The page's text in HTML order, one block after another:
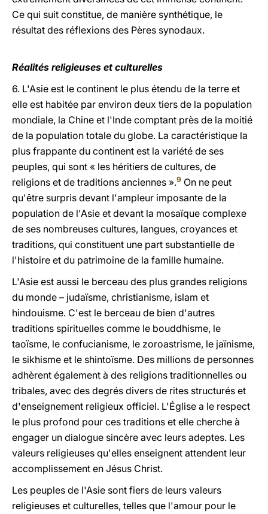
Ce qui suit constitue, de manière synthétique, le
résultat des réflexions des Pères synodaux.
Réalités religieuses et culturelles
6. L'Asie est le continent le plus étendu de la terre et
elle est habitée par environ deux tiers de la population
mondiale, la Chine et l'Inde comptant près de la moitié
de la population totale du globe. La caractéristique la
plus frappante du continent est la variété de ses
peuples, qui sont « les héritiers de cultures, de
religions et de traditions anciennes ».9 On ne peut
qu'être surpris devant l'ampleur imposante de la
population de l'Asie et devant la mosaïque complexe
de ses nombreuses cultures, langues, croyances et
traditions, qui constituent une part substantielle de
l'histoire et du patrimoine de la famille humaine.
L'Asie est aussi le berceau des plus grandes religions
du monde – judaïsme, christianisme, islam et
hindouisme. C'est le berceau de bien d'autres
traditions spirituelles comme le bouddhisme, le
taoïsme, le confucianisme, le zoroastrisme, le jaïnisme,
le sikhisme et le shintoïsme. Des millions de personnes
adhèrent également à des religions traditionnelles ou
tribales, avec des degrés divers de rites structurés et
d'enseignement religieux officiel. L'Église a le respect
le plus profond pour ces traditions et elle cherche à
engager un dialogue sincère avec leurs adeptes. Les
valeurs religieuses qu'elles enseignent attendent leur
accomplissement en Jésus Christ.
Les peuples de l'Asie sont fiers de leurs valeurs
religieuses et culturelles, telles que l'amour pour le